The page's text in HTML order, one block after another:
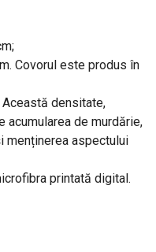
Covorul este produs în
densitate,
acumularea de murdărie,
menținerea aspectului
printată digital.